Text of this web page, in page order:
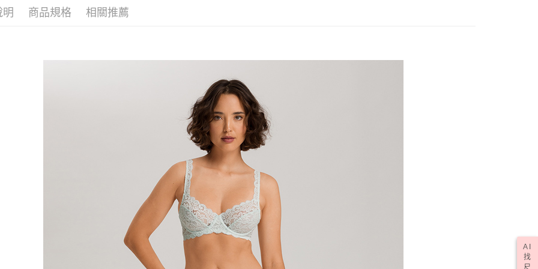
明 商品規格 相關推薦
AI
找
尺